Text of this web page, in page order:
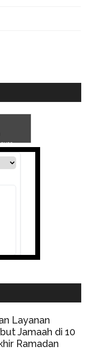
Layanan
Jamaah di 10
Ramadan